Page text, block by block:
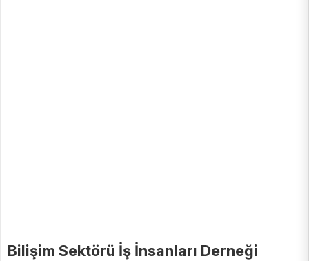
Bilişim Sektörü İş İnsanları Derneği